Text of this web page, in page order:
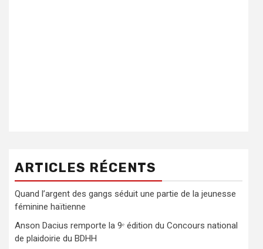
ARTICLES RÉCENTS
Quand l’argent des gangs séduit une partie de la jeunesse
féminine haïtienne
Anson Dacius remporte la 9ᵉ édition du Concours national
de plaidoirie du BDHH